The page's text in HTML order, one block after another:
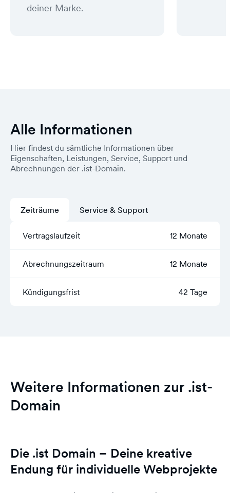
deiner Marke.
Alle Informationen
Hier findest du sämtliche Informationen über
Eigenschaften, Leistungen, Service, Support und
Abrechnungen der .ist-Domain.
Zeiträume
Vertragslaufzeit 12 Monate
Abrechnungszeitraum 12 Monate
Kündigungsfrist 42 Tage
Service & Support
Weitere Informationen zur .ist-
Domain
Die .ist Domain – Deine kreative
Endung für individuelle Webprojekte